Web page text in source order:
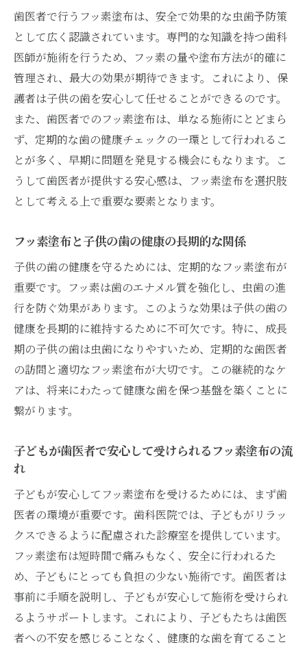
歯医者で行うフッ素塗布は、安全で効果的な虫歯予防策
として広く認識されています。専門的な知識を持つ歯科
医師が施術を行うため、フッ素の量や塗布方法が的確に
管理され、最大の効果が期待できます。これにより、保
護者は子供の歯を安心して任せることができるのです。
また、歯医者でのフッ素塗布は、単なる施術にとどまら
ず、定期的な歯の健康チェックの一環として行われるこ
とが多く、早期に問題を発見する機会にもなります。こ
うして歯医者が提供する安心感は、フッ素塗布を選択肢
として考える上で重要な要素となります。
フッ素塗布と子供の歯の健康の長期的な関係
子供の歯の健康を守るためには、定期的なフッ素塗布が
重要です。フッ素は歯のエナメル質を強化し、虫歯の進
行を防ぐ効果があります。このような効果は子供の歯の
健康を長期的に維持するために不可欠です。特に、成長
期の子供の歯は虫歯になりやすいため、定期的な歯医者
の訪問と適切なフッ素塗布が大切です。この継続的なケ
アは、将来にわたって健康な歯を保つ基盤を築くことに
繋がります。
子どもが歯医者で安心して受けられるフッ素塗布の流
れ
子どもが安心してフッ素塗布を受けるためには、まず歯
医者の環境が重要です。歯科医院では、子どもがリラッ
クスできるように配慮された診療室を提供しています。
フッ素塗布は短時間で痛みもなく、安全に行われるた
め、子どもにとっても負担の少ない施術です。歯医者は
事前に手順を説明し、子どもが安心して施術を受けられ
るようサポートします。これにより、子どもたちは歯医
者への不安を感じることなく、健康的な歯を育てること